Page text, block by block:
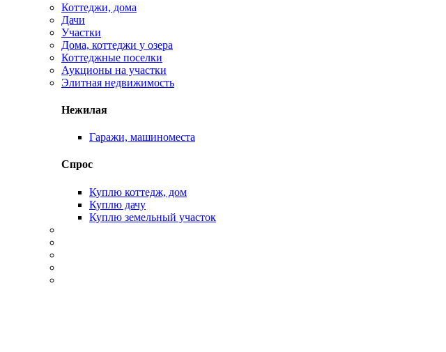
Коттеджи, дома
Дачи
Участки
Дома, коттеджи у озера
Коттеджные поселки
Аукционы на участки
Элитная недвижимость
Нежилая
Гаражи, машиноместа
Спрос
Куплю коттедж, дом
Куплю дачу
Куплю земельный участок